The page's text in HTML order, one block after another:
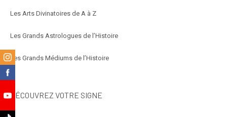
Les Arts Divinatoires de A à Z
Les Grands Astrologues de l’Histoire
Les Grands Médiums de l’Histoire
DÉCOUVREZ VOTRE SIGNE